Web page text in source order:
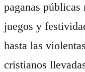
paganas
juegos y
hasta las
cristianos